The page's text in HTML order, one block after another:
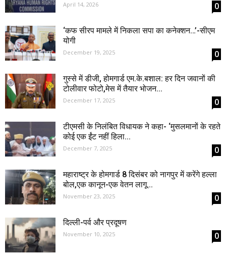
April 14, 2026 0
‘कफ सीरप मामले में निकला सपा का कनेक्शन…’-सीएम
योगी
December 19, 2025 0
गुस्से में डीजी, होमगार्ड एम.के.बशाल: हर दिन जवानों की
टोलीवार फोटो,मेस में तैयार भोजन...
December 17, 2025 0
टीएमसी के निलंबित विधायक ने कहा- ‘मुसलमानों के रहते
कोई एक ईंट नहीं हिला...
December 7, 2025 0
महाराष्ट्र के होमगार्ड 8 दिसंबर को नागपुर में करेंगे हल्ला
बोल,एक कानून-एक वेतन लागू...
November 23, 2025 0
दिल्ली-पर्व और प्रदूषण
November 10, 2025 0